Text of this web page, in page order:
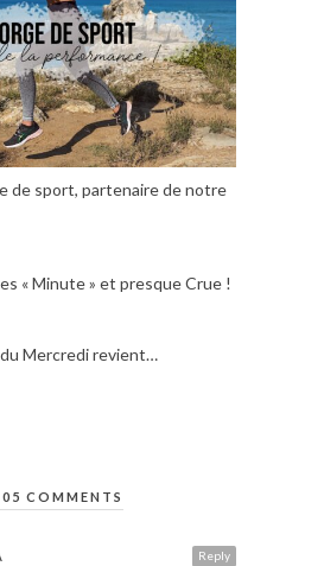
de sport, partenaire de notre
« Minute » et presque Crue !
du Mercredi revient…
COMMENTS
Reply